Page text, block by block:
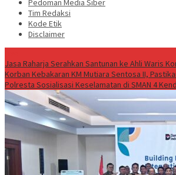
Pedoman Media Siber
Tim Redaksi
Kode Etik
Disclaimer
Jasa Raharja Serahkan Santunan ke Ahli Waris
Korban Kebakaran KM Mutiara Sentosa II,
Polresta Sosialisasi Keselamatan di SMAN 4